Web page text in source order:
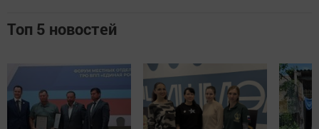
Топ 5 новостей